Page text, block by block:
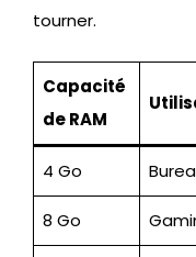
tourner.
Capacité
de RAM
4 Go
8 Go